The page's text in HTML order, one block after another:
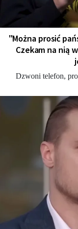
"Można prosić
Czekam na nią
Dzwoni telefon,